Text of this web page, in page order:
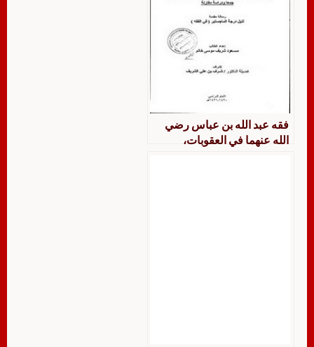
فقه عبد الله بن عباس رضي
الله عنهما في العقوبات،